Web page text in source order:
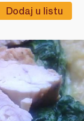
Dodaj u listu